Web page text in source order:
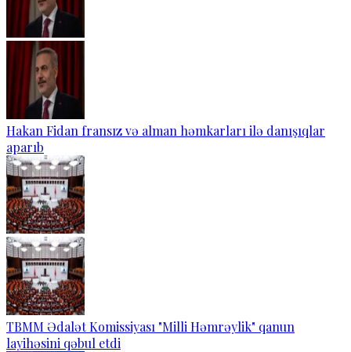
Hakan Fidan fransız və alman həmkarları ilə danışıqlar
aparıb
TBMM Ədalət Komissiyası "Milli Həmrəylik" qanun
layihəsini qəbul etdi